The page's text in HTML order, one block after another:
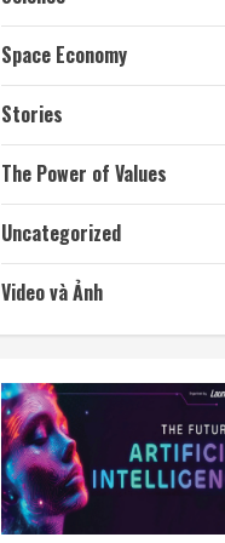
Space Economy
Stories
The Power of Values
Uncategorized
Video và Ảnh